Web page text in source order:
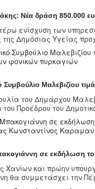
Νέα δράση 850.000
ενίσχυση των
Δημόσιας Υγείας
Συμβούλιο Μαλεβιζίου
του Δημάρχου
Προέδρου του
σε εκδήλωση του
Χανίων και πρώην
θα συμμετάσχει την